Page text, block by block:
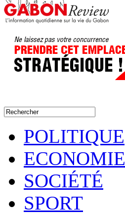
POLITIQUE
ECONOMIE
SOCIÉTÉ
SPORT